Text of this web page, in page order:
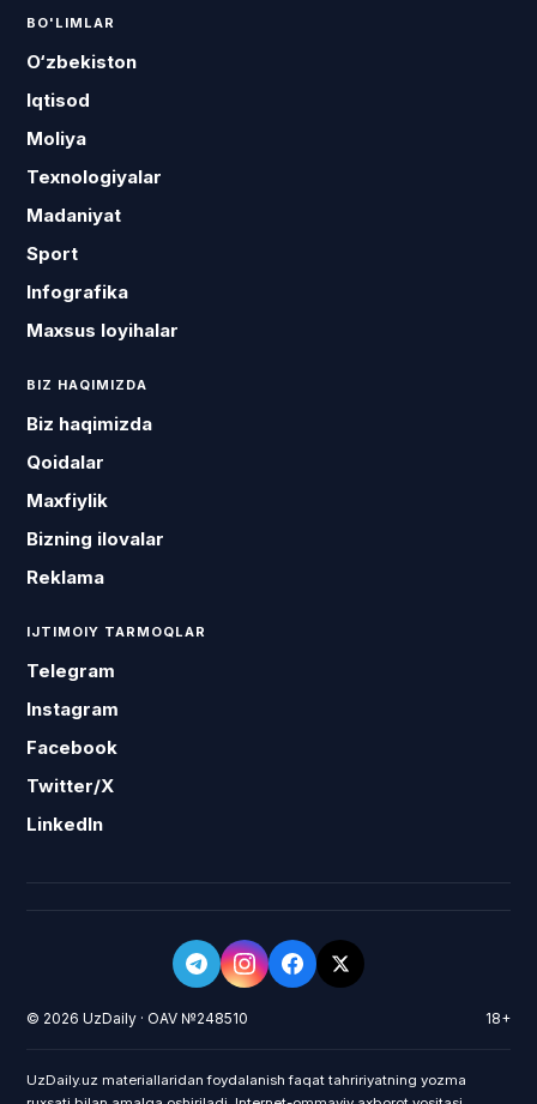
BO'LIMLAR
O‘zbekiston
Iqtisod
Moliya
Texnologiyalar
Madaniyat
Sport
Infografika
Maxsus loyihalar
BIZ HAQIMIZDA
Biz haqimizda
Qoidalar
Maxfiylik
Bizning ilovalar
Reklama
IJTIMOIY TARMOQLAR
Telegram
Instagram
Facebook
Twitter/X
LinkedIn
© 2026 UzDaily · OAV №248510 18+
UzDaily.uz materiallaridan foydalanish faqat tahririyatning yozma